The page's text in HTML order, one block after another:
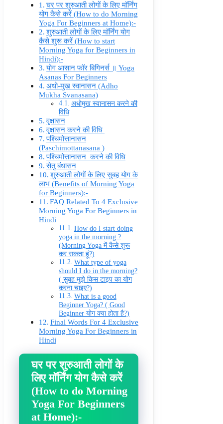
घर पर शुरुआती लोगों के लिए मॉर्निंग
योग कैसे करें (How to do Morning
Yoga For Beginners at Home):-
शुरुआती लोगों के लिए मॉर्निंग योग
कैसे शुरू करें (How to start
Morning Yoga for Beginners in
Hindi):-
योग आसान फॉर बिगिनर्स ॥ Yoga
Asanas For Beginners
अधो-मुख स्वानासन (Adho
Mukha Svanasana)
अधोमुख स्वानासन करने की
विधि
वृक्षासन
वृक्षासन करने की विधि
पश्चिमोत्तानासन
(Paschimottanasana )
पश्चिमोत्तानासन करने की विधि
सेतु बंधासन
शुरुआती लोगों के लिए सुबह योग के
लाभ (Benefits of Morning Yoga
for Beginners):-
FAQ Related To 4 Exclusive
Morning Yoga For Beginners in
Hindi
How do I start doing
yoga in the morning ?
(Morning Yoga में कैसे शुरू
कर सकता हूं?)
What type of yoga
should I do in the morning?
( सुबह मुझे किस टाइप का योग
करना चाइए?)
What is a good
Beginner Yoga? ( Good
Beginner योग क्या होता है?)
Final Words For 4 Exclusive
Morning Yoga For Beginners in
Hindi
घर पर शुरुआती लोगों के
लिए मॉर्निंग योग कैसे करें
(How to do Morning
Yoga For Beginners
at Home):-